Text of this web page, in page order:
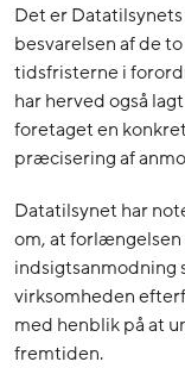
Det er
besvarelsen af de
tidsfristerne i
har herved også
foretaget en
præcisering af
Datatilsynet har
om, at forlængelsen
indsigtsanmodning
virksomheden
med henblik på at
fremtiden.